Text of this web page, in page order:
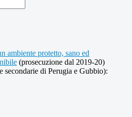
ambiente protetto, sano ed
(prosecuzione dal 2019-20)
secondarie di Perugia e Gubbio):